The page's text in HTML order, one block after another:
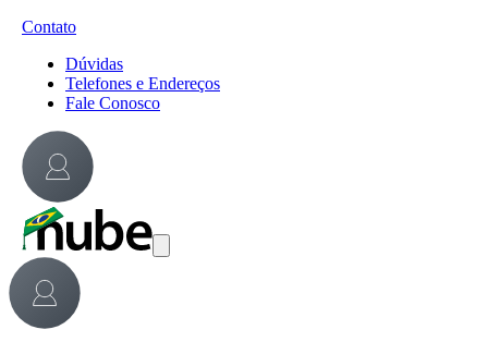
Contato
Dúvidas
Telefones e Endereços
Fale Conosco